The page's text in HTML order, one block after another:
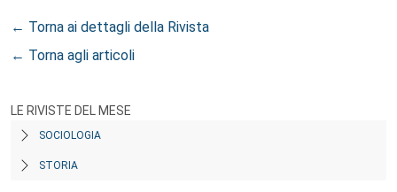
← Torna ai dettagli della Rivista
← Torna agli articoli
LE RIVISTE DEL MESE
SOCIOLOGIA
STORIA